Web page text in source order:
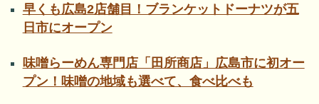
早くも広島2店舗目！ブランケットドーナツが五
日市にオープン
味噌らーめん専門店「田所商店」広島市に初オー
プン！味噌の地域も選べて、食べ比べも